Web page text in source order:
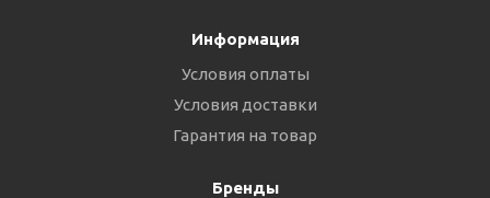
Информация
Условия оплаты
Условия доставки
Гарантия на товар
Бренды